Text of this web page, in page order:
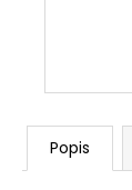
Popis